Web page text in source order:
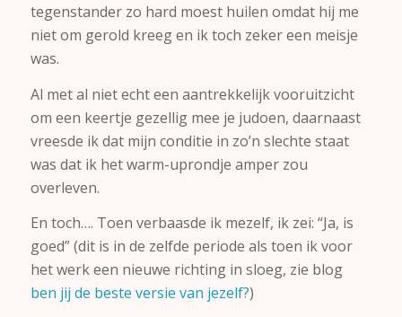
tegenstander zo hard moest huilen omdat hij me
niet om gerold kreeg en ik toch zeker een meisje
was.
Al met al niet echt een aantrekkelijk vooruitzicht
om een keertje gezellig mee je judoen, daarnaast
vreesde ik dat mijn conditie in zo’n slechte staat
was dat ik het warm-uprondje amper zou
overleven.
En toch…. Toen verbaasde ik mezelf, ik zei: “Ja, is
goed” (dit is in de zelfde periode als toen ik voor
het werk een nieuwe richting in sloeg, zie blog
ben jij de beste versie van jezelf?)